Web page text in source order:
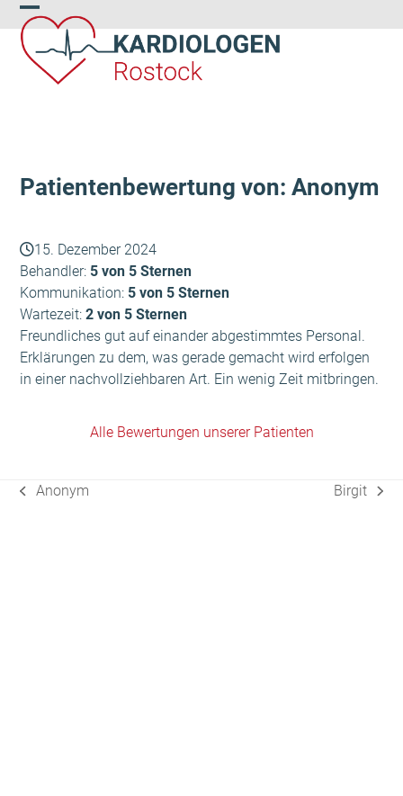
Skip
to
content
Open
mobile
menu
Close
mobile
menu
Patientenbewertung von: Anonym
15. Dezember 2024
Behandler: 5 von 5 Sternen
Kommunikation: 5 von 5 Sternen
Wartezeit:2 von 5 Sternen
Freundliches gut auf einander abgestimmtes Personal.
Erklärungen zu dem, was gerade gemacht wird erfolgen
in einer nachvollziehbaren Art. Ein wenig Zeit mitbringen.
Alle Bewertungen unserer Patienten
vorheriger
Anonym
Nächster
Birgit